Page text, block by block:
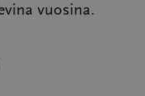
vuosina.